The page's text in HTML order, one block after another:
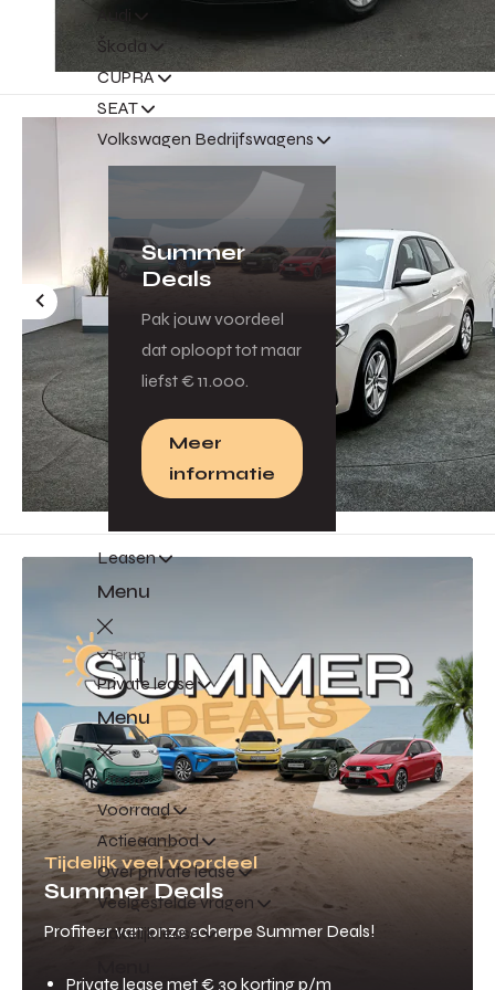
Škoda
CUPRA
SEAT
Volkswagen Bedrijfswagens
Summer
Deals
Pak jouw voordeel
dat oploopt tot maar
liefst € 11.000.
Meer
informatie
Leasen
Menu
Terug
Private lease
Menu
Terug
Voorraad
Actieaanbod
Over private lease
Veelgestelde vragen
Zakelijk lease
Tijdelijk veel voordeel
Summer Deals
Profiteer van onze scherpe Summer Deals!
Private lease met € 30 korting p/m